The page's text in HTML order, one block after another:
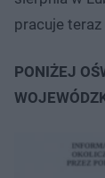
pracuje
PONIŻEJ